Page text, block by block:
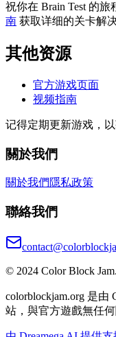
祝你在 Brain Test 的
南 获取详细的关卡解
其他资源
官方游戏页面
视频指南
记得定期更新游戏，
關於我們
關於我們 隱私政策
聯絡我們
© 2024 Color Block
colorblockjam.org 是由
站，與官方遊戲無任何